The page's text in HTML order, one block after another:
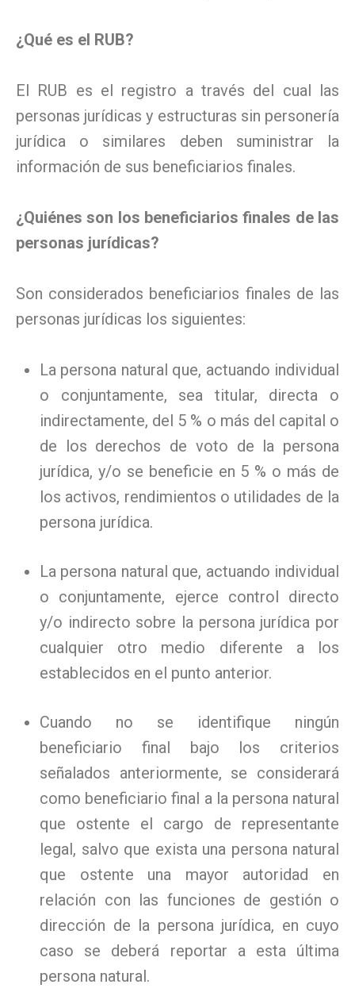
¿Qué es el RUB?
El RUB es el registro a través del cual las
personas jurídicas y estructuras sin personería
jurídica o similares deben suministrar la
información de sus beneficiarios finales.
¿Quiénes son los beneficiarios finales de las
personas jurídicas?
Son considerados beneficiarios finales de las
personas jurídicas los siguientes:
La persona natural que, actuando individual
o conjuntamente, sea titular, directa o
indirectamente, del 5 % o más del capital o
de los derechos de voto de la persona
jurídica, y/o se beneficie en 5 % o más de
los activos, rendimientos o utilidades de la
persona jurídica.
La persona natural que, actuando individual
o conjuntamente, ejerce control directo
y/o indirecto sobre la persona jurídica por
cualquier otro medio diferente a los
establecidos en el punto anterior.
Cuando no se identifique ningún
beneficiario final bajo los criterios
señalados anteriormente, se considerará
como beneficiario final a la persona natural
que ostente el cargo de representante
legal, salvo que exista una persona natural
que ostente una mayor autoridad en
relación con las funciones de gestión o
dirección de la persona jurídica, en cuyo
caso se deberá reportar a esta última
persona natural.